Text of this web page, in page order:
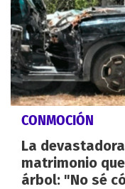
CONMOCIÓN
La
matrimonio
árbol: "No sé